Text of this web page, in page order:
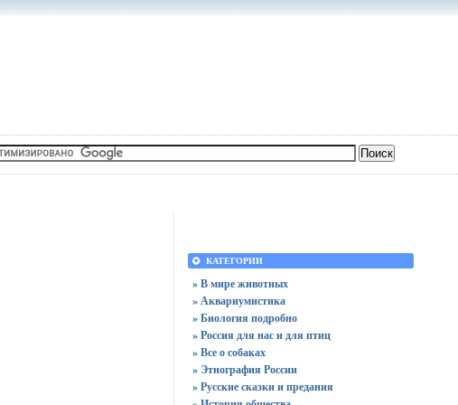
КАТЕГОРИИ
» В мире животных
» Аквариумистика
» Биология подробно
» Россия для нас и для птиц
» Все о собаках
» Этнография России
» Русские сказки и предания